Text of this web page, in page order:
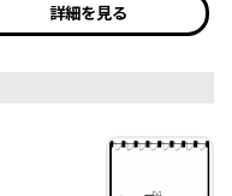
詳細を見る